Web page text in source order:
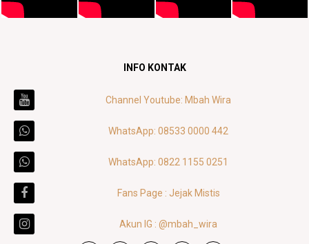
INFO KONTAK
Channel Youtube: Mbah Wira
WhatsApp: 08533 0000 442
WhatsApp: 0822 1155 0251
Fans Page : Jejak Mistis
Akun IG : @mbah_wira